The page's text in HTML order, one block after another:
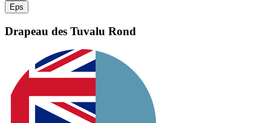
Eps
Drapeau des Tuvalu Rond